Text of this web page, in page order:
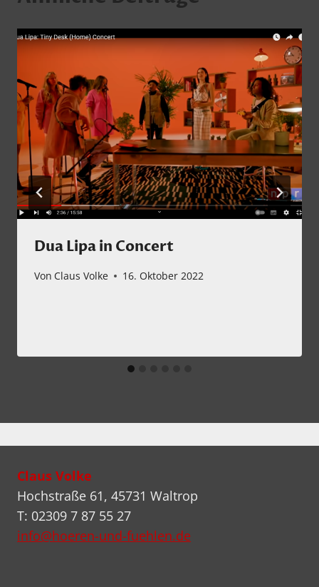
Dua Lipa in Concert
Von Claus Volke 16. Oktober 2022
Claus Volke
Hochstraße 61, 45731 Waltrop
T: 02309 7 87 55 27
info@hoeren-und-fuehlen.de